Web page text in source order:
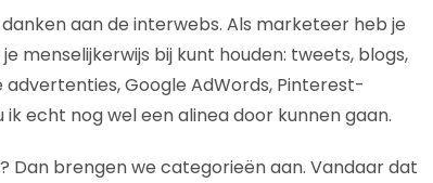
aan de interwebs. Als marketeer heb je
menselijkerwijs bij kunt houden: tweets, blogs,
Google AdWords, Pinterest-
echt nog wel een alinea door kunnen gaan.
Dan brengen we categorieën aan. Vandaar dat